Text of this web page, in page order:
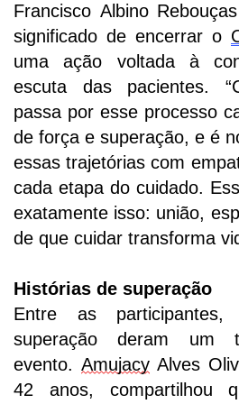
Francisco Albino
significado de encerrar o
uma ação voltada à
escuta das pacientes.
passa por esse processo
de força e superação, e é
essas trajetórias com
cada etapa do cuidado.
exatamente isso: união,
de que cuidar transforma
Histórias de superação
Entre as
superação deram um
evento. Amujacy Alves
42 anos, compartilhou